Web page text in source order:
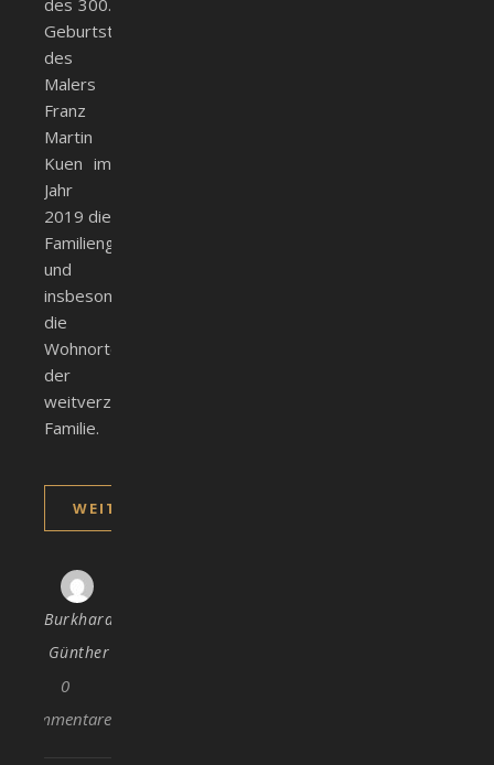
des 300.
Geburtstages
des
Malers
Franz
Martin
Kuen im
Jahr
2019 die
Familiengeschichte
und
insbesondere
die
Wohnorte
der
weitverzweigten
Familie.
WEITERLESEN
Burkhard
Günther
0
Kommentare